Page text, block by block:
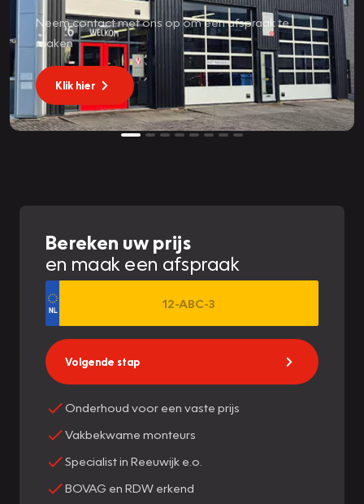
Neem contact met ons op om een afspraak te
maken
Klik hier
Bereken uw prijs
en maak een afspraak
Volgende stap
Onderhoud voor een vaste prijs
Vakbekwame monteurs
Specialist in Reeuwijk e.o.
BOVAG en RDW erkend